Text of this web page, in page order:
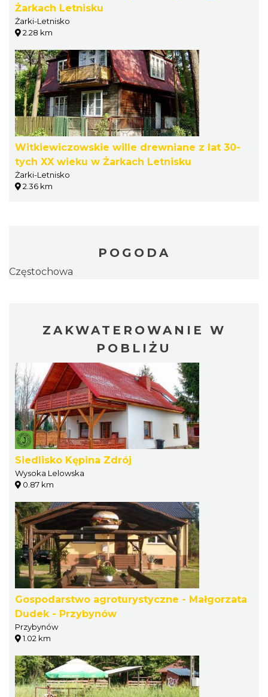
Żarkach Letnisku
Żarki-Letnisko
2.28 km
Witkiewiczowskie wille drewniane z lat 30-
tych XX wieku w Żarkach Letnisku
Żarki-Letnisko
2.36 km
POGODA
Częstochowa
ZAKWATEROWANIE W
POBLIŻU
Siedlisko Kępina Zdrój
Wysoka Lelowska
0.87 km
Gospodarstwo agroturystyczne - Małgorzata
Dudek - Przybynów
Przybynów
1.02 km